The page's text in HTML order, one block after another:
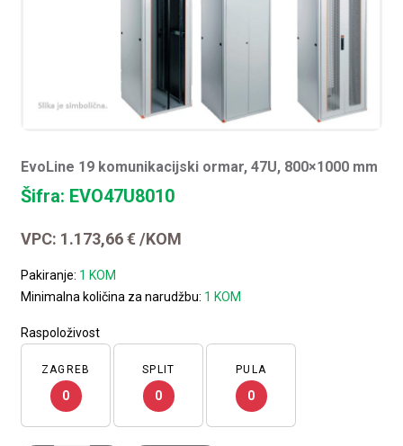
EvoLine 19 komunikacijski ormar, 47U, 800×1000 mm
Šifra: EVO47U8010
VPC: 1.173,66€ /KOM
Pakiranje: 1 KOM
Minimalna količina za narudžbu: 1 KOM
Raspoloživost
ZAGREB
0
SPLIT
0
PULA
0